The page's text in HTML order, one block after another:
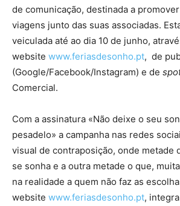
de comunicação, destinada a
viagens junto das suas associadas.
veiculada até ao dia 10 de junho,
website www.feriasdesonho.pt, de
(Google/Facebook/Instagram) e de
Comercial.
Com a assinatura «Não deixe o seu
pesadelo» a campanha nas redes
visual de contraposição, onde metade
se sonha e a outra metade o que,
na realidade a quem não faz as
website www.feriasdesonho.pt,